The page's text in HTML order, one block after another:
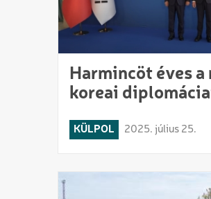
Harmincöt éves
koreai
KÜLPOL 2025. július 25.